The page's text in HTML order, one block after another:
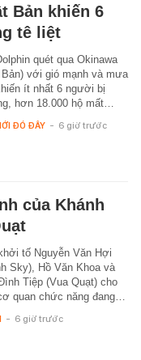
Bản khiến 6
tê liệt
quét qua Okinawa
Bản) với gió mạnh và mưa
ít nhất 6 người bị
hơn 18.000 hộ mất…
ĐÓ ĐÂY - 6 giờ trước
của Khánh
tố Nguyễn Văn Hợi
Sky), Hồ Văn Khoa và
Tiệp (Vua Quạt) cho
quan chức năng đang…
- 6 giờ trước